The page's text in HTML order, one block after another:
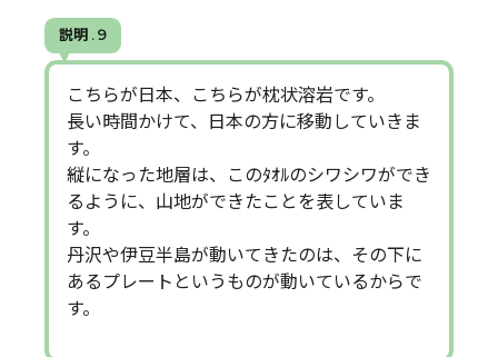
説明 . 9
こちらが日本、こちらが枕状溶岩です。
長い時間かけて、日本の方に移動していきま
す。
縦になった地層は、このﾀｵﾙのシワシワができ
るように、山地ができたことを表していま
す。
丹沢や伊豆半島が動いてきたのは、その下に
あるプレートというものが動いているからで
す。